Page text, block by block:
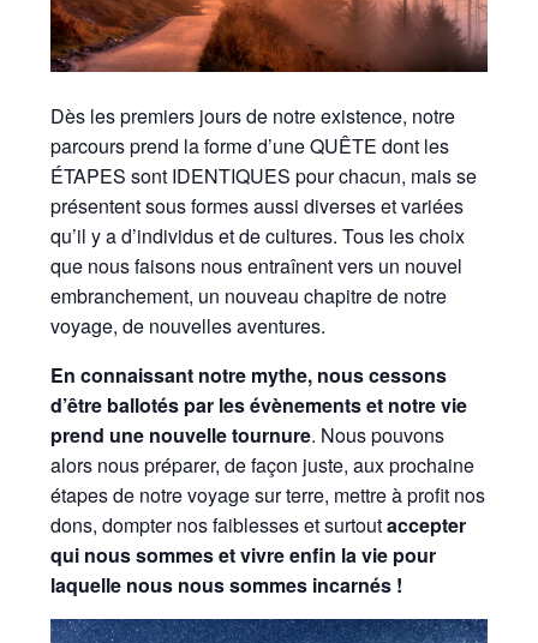
Dès les premiers jours de notre existence, notre
parcoursprend la forme d’une QUÊTE dont les
ÉTAPES sont IDENTIQUES pour chacun, mais se
présentent sous formes aussi diverses et variées
qu’il y a d’individus et de cultures.Tous les choix
que nous faisons nous entraînent vers un nouvel
embranchement, un nouveau chapitre de notre
voyage, de nouvelles aventures.
En connaissant notre mythe, nous cessons
d’être ballotés par les évènements et notre vie
prend une nouvelle tournure. Nous pouvons
alors nous préparer, de façon juste, aux prochaine
étapes de notre voyage sur terre, mettre à profit nos
dons, dompter nos faiblesses et surtoutaccepter
qui nous sommes etvivre enfin la vie pour
laquelle nous nous sommes incarnés !